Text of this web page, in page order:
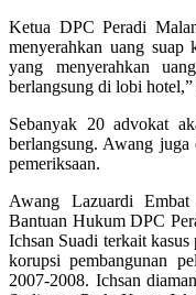
Ketua DPC Peradi
menyerahkan uang
yang menyerahkan
berlangsung di lobi hotel,”
Sebanyak 20 advokat
berlangsung. Awang juga
pemeriksaan.
Awang Lazuardi
Bantuan Hukum DPC
Ichsan Suadi terkait kasus
korupsi pembangunan
2007-2008. Ichsan